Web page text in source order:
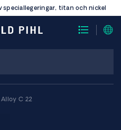
speciallegeringar, titan och nickel
Alloy C 22